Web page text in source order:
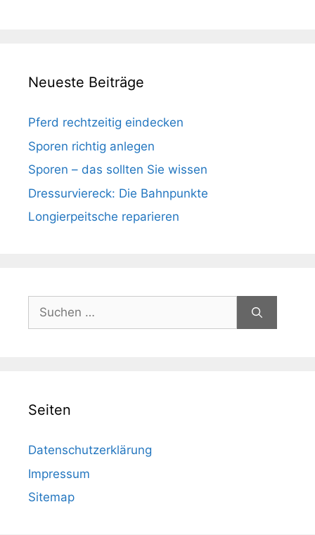
Neueste Beiträge
Pferd rechtzeitig eindecken
Sporen richtig anlegen
Sporen – das sollten Sie wissen
Dressurviereck: Die Bahnpunkte
Longierpeitsche reparieren
Suchen
nach:
Seiten
Datenschutzerklärung
Impressum
Sitemap